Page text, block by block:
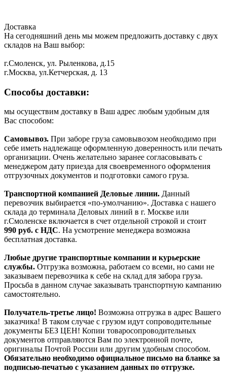
Доставка
На сегодняшний день мы можем предложить доставку с двух
складов на Ваш выбор:
г.Смоленск, ул. Рыленкова, д.15
г.Москва, ул.Кетчерская, д. 13
Способы доставки:
мы осуществим доставку в Ваш адрес любым удобным для
Вас способом:
Самовывоз. При заборе груза самовывозом необходимо при
себе иметь надлежаще оформленную доверенность или печать
организации. Очень желательно заранее согласовывать с
менеджером дату приезда для своевременного оформления
отгрузочных документов и подготовки самого груза.
Транспортной компанией Деловые линии. Данный
перевозчик выбирается «по-умолчанию». Доставка с нашего
склада до терминала Деловых линий в г. Москве или
г.Смоленске включается в счет отдельной строкой и стоит
990 руб. с НДС. На усмотрение менеджера возможна
бесплатная доставка.
Любые другие транспортные компании и курьерские
службы. Отгрузка возможна, работаем со всеми, но сами не
заказываем перевозчика к себе на склад для забора груза.
Просьба в данном случае заказывать транспортную кампанию
самостоятельно.
Получатель-третье лицо! Возможна отгрузка в адрес Вашего
заказчика! В таком случае с грузом идут сопроводительные
документы БЕЗ ЦЕН! Копии товаросопроводительных
документов отправляются Вам по электронной почте,
оригиналы Почтой России или другим удобным способом.
Обязательно необходимо официальное письмо на бланке за
подписью-печатью с указанием данных по отгрузке.